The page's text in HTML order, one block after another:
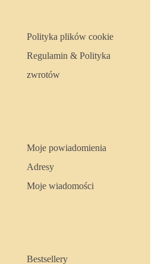
Polityka plików cookie
Regulamin & Polityka
zwrotów
Moje powiadomienia
Adresy
Moje wiadomości
Bestsellery